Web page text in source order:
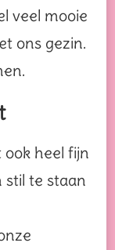
veel mooie
ons gezin.
heel fijn
stil te staan